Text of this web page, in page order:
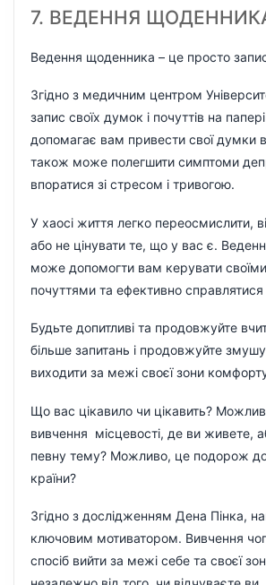
7. ВЕДЕННЯ
Ведення щоденника – це просто
Згідно з медичним центром
запис своїх думок і почуттів на
допомагає вам привести свої думки
також може полегшити симптоми
впоратися зі стресом і тривогою.
У хаосі життя легко переосмислити,
або не цінувати те, що у вас є.
може допомогти вам керувати
почуттями та ефективно
Будьте допитливі та продовжуйте
більше запитань і продовжуйте
виходити за межі своєї зони
Що вас цікавило чи цікавить?
вивчення місцевості, де ви живете,
певну тему? Можливо, це подорож до
країни?
Згідно з дослідженням Дена Пінка,
ключовим мотиватором. Вивчення
спосіб вийти за межі себе та своєї